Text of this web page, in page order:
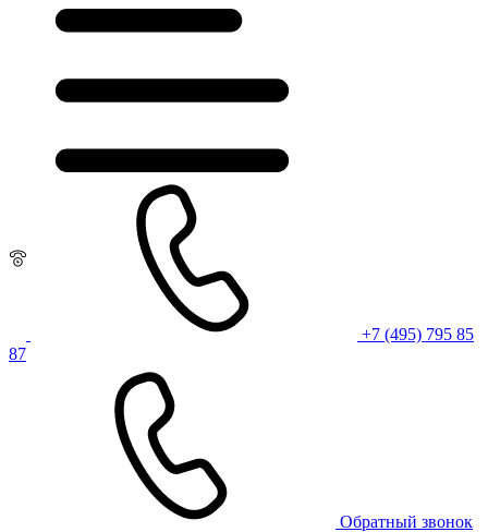
+7 (495) 795 85
87
Обратный звонок